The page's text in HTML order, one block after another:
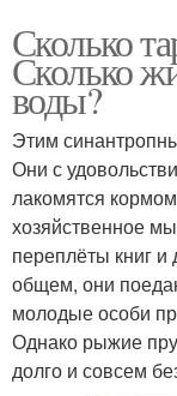
Сколько
Сколько
воды?
Этим
Они с
лакомятся
хозяйственное
переплёты книг
общем, они
молодые особи
Однако рыжие
долго и совсем